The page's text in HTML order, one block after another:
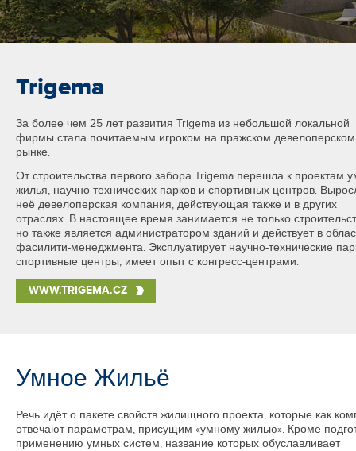
Trigema
За более чем 25 лет развития Trigema из небольшой локальной
фирмы стала почитаемым игроком на пражском девелоперском
рынке.
От строительства первого забора Trigema перешла к проектам
жилья, научно-технических парков и спортивных центров.
неё девелоперская компания, действующая также и в других
отраслях. В настоящее время занимается не только
но также является администратором зданий и действует в
фасилити-менеджмента. Эксплуатирует научно-технические
спортивные центры, имеет опыт с конгресс-центрами.
WWW.TRIGEMA.CZ
Умное Жильё
Речь идёт о пакете свойств жилищного проекта, которые как
отвечают параметрам, присущим «умному жилью». Кроме
применению умных систем, название которых обуславливает